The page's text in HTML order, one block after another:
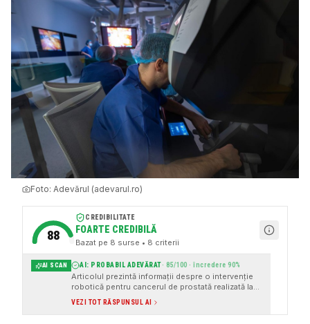
Foto: Adevărul (adevarul.ro)
88
CREDIBILITATE
FOARTE CREDIBILĂ
Bazat pe 8 surse • 8 criterii
AI SCAN AI: PROBABIL ADEVĂRAT· 85/100 · încredere90%
Articolul prezintă informații despre o intervenție
robotică pentru cancerul de prostată realizată la
Băneasa Tumor Center Hospital, cu surse
instituționale și date verificabile. De asemenea,
articolul menționează evenimente și declarații
VEZI TOT RĂSPUNSUL AI